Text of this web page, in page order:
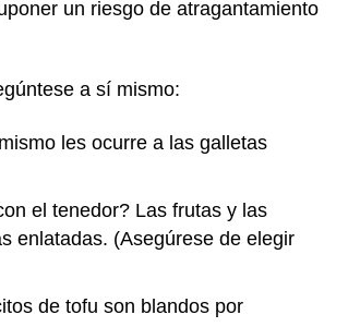
un riesgo de atragantamiento
a sí mismo:
les ocurre a las galletas
el tenedor? Las frutas y las
enlatadas. (Asegúrese de elegir
de tofu son blandos por